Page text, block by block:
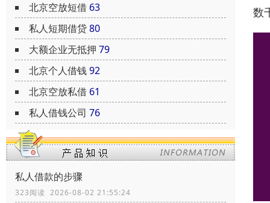
北京空放短借 63
私人短期借贷80
大额企业无抵押 79
北京个人借钱92
北京空放私借 61
私人借钱公司 76
私人借款的步骤
323阅读 2026-08-02 21:55:24
数